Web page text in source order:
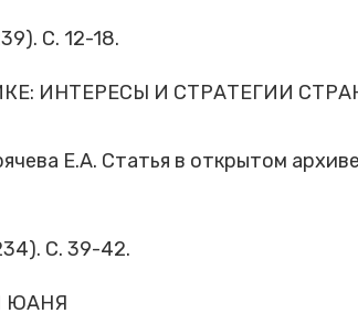
С. 12-18.
ИНТЕРЕСЫ И СТРАТЕГИИ
Е.А. Статья в открытом
С. 39-42.
ЮАНЯ